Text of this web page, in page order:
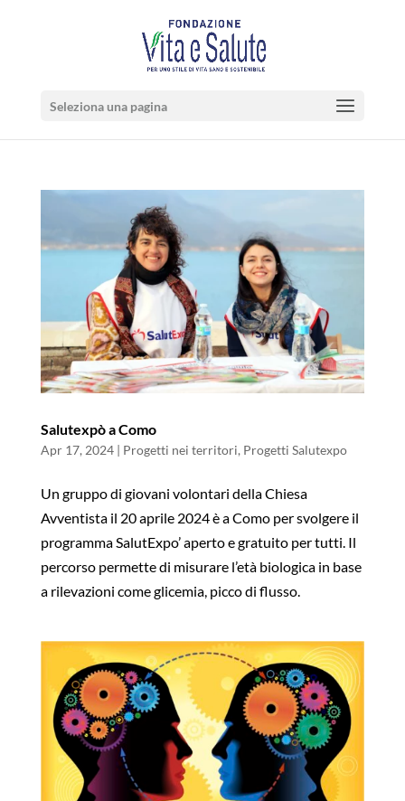
Seleziona una pagina
Salutexpò a Como
Apr 17, 2024| Progetti nei territori, Progetti Salutexpo
Un gruppo di giovani volontari della Chiesa
Avventista il 20 aprile 2024 è a Como per svolgere il
programma SalutExpo’ aperto e gratuito per tutti. Il
percorso permette di misurare l’età biologica in base
a rilevazioni come glicemia, picco di flusso.